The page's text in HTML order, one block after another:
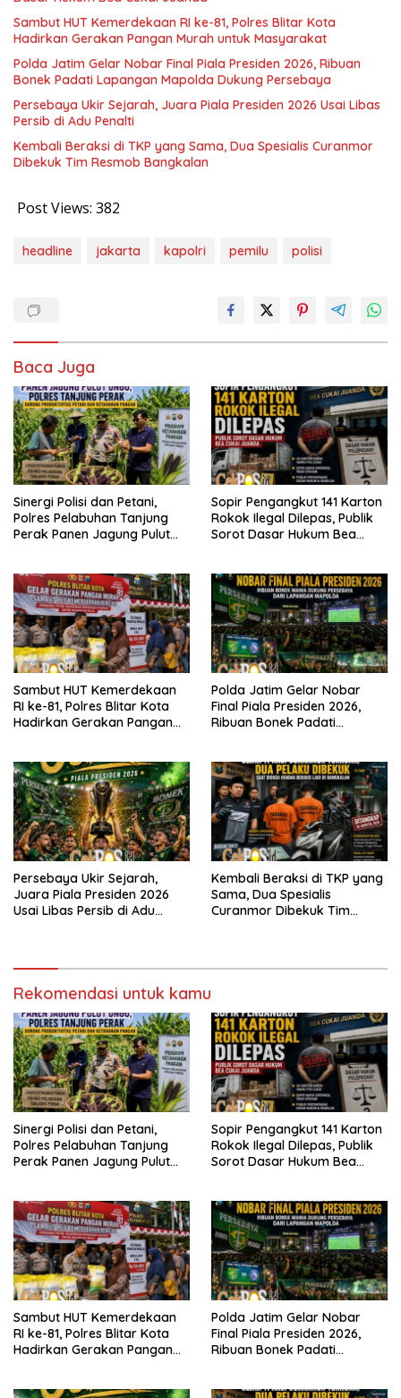
Sambut HUT Kemerdekaan RI ke-81, Polres Blitar Kota
Hadirkan Gerakan Pangan Murah untuk Masyarakat
Polda Jatim Gelar Nobar Final Piala Presiden 2026, Ribuan
Bonek Padati Lapangan Mapolda Dukung Persebaya
Persebaya Ukir Sejarah, Juara Piala Presiden 2026 Usai Libas
Persib di Adu Penalti
Kembali Beraksi di TKP yang Sama, Dua Spesialis Curanmor
Dibekuk Tim Resmob Bangkalan
Post Views: 382
headline jakarta kapolri pemilu polisi
Baca Juga
Sinergi Polisi dan Petani,
Polres Pelabuhan Tanjung
Perak Panen Jagung Pulut
Sopir Pengangkut 141 Karton
Rokok Ilegal Dilepas, Publik
Sorot Dasar Hukum Bea
Sambut HUT Kemerdekaan
RI ke-81, Polres Blitar Kota
Hadirkan Gerakan Pangan
Polda Jatim Gelar Nobar
Final Piala Presiden 2026,
Ribuan Bonek Padati
Persebaya Ukir Sejarah,
Juara Piala Presiden 2026
Usai Libas Persib di Adu
Kembali Beraksi di TKP yang
Sama, Dua Spesialis
Curanmor Dibekuk Tim
Rekomendasi untuk kamu
Sinergi Polisi dan Petani,
Polres Pelabuhan Tanjung
Perak Panen Jagung Pulut
Sopir Pengangkut 141 Karton
Rokok Ilegal Dilepas, Publik
Sorot Dasar Hukum Bea
Sambut HUT Kemerdekaan
RI ke-81, Polres Blitar Kota
Hadirkan Gerakan Pangan
Polda Jatim Gelar Nobar
Final Piala Presiden 2026,
Ribuan Bonek Padati